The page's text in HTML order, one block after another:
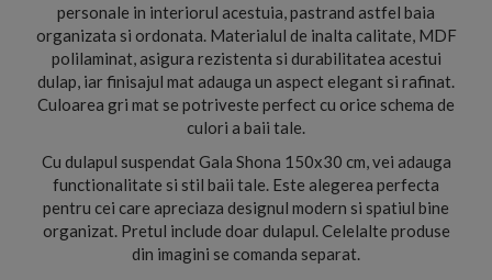
personale in interiorul acestuia, pastrand astfel baia
organizata si ordonata. Materialul de inalta calitate, MDF
polilaminat, asigura rezistenta si durabilitatea acestui
dulap, iar finisajul mat adauga un aspect elegant si rafinat.
Culoarea gri mat se potriveste perfect cu orice schema de
culori a baii tale.
Cu dulapul suspendat Gala Shona 150x30 cm, vei adauga
functionalitate si stil baii tale. Este alegerea perfecta
pentru cei care apreciaza designul modern si spatiul bine
organizat. Pretul include doar dulapul. Celelalte produse
din imagini se comanda separat.